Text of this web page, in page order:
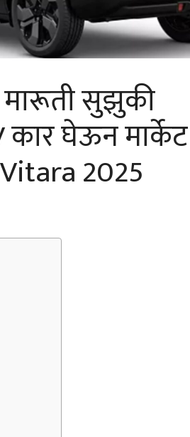
सुझुकी
घेऊन
2025